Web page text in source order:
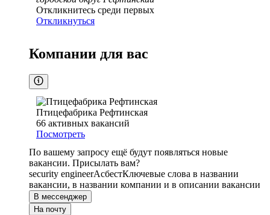
Откликнитесь среди первых
Откликнуться
Компании для вас
Птицефабрика Рефтинская
66 активных вакансий
Посмотреть
По вашему запросу ещё будут появляться новые
вакансии. Присылать вам?
security engineerАсбестКлючевые слова в названии
вакансии, в названии компании и в описании вакансии
В мессенджер
На почту